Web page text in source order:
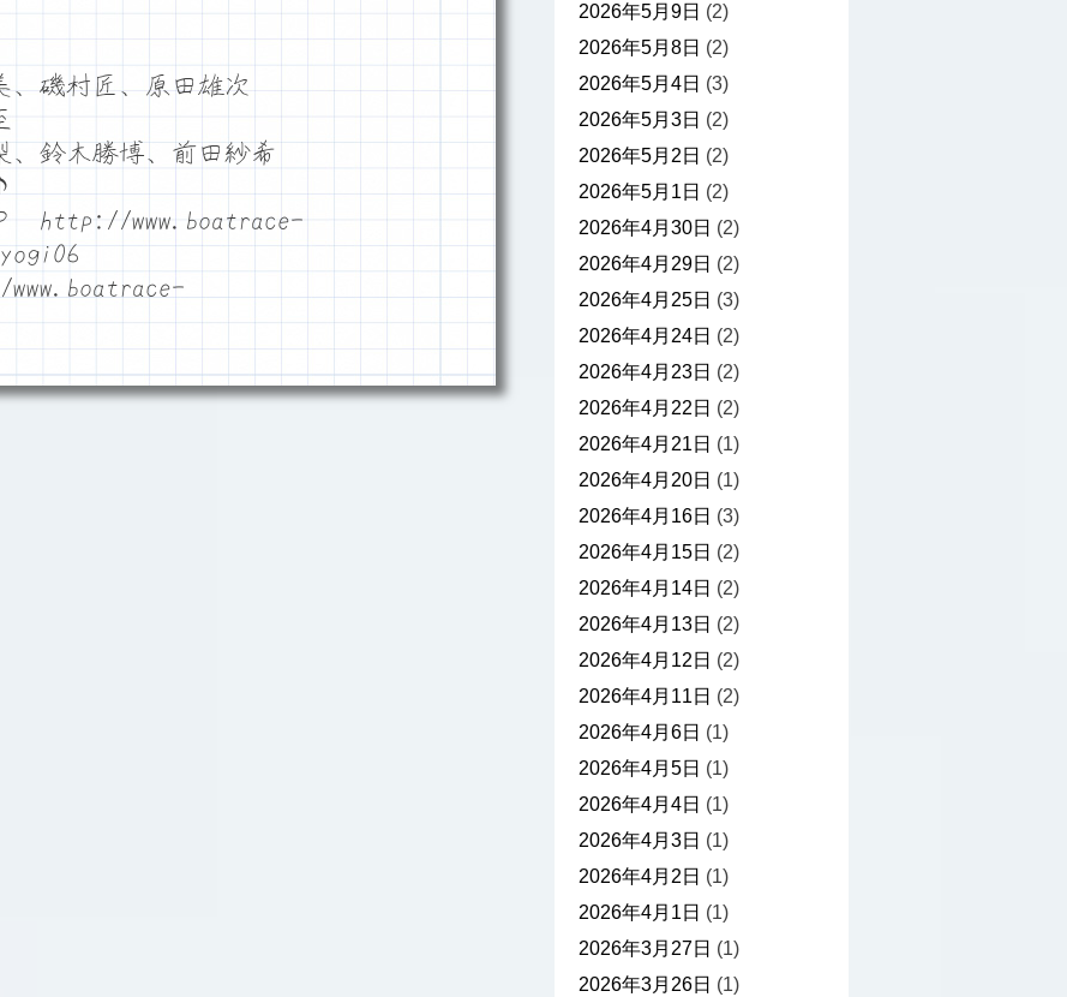
磯村匠、原田雄次
鈴木勝博、前田紗希
http://www.boatrace-
2026年5月9日 (2)
2026年5月8日 (2)
2026年5月4日 (3)
2026年5月3日 (2)
2026年5月2日 (2)
2026年5月1日 (2)
2026年4月30日 (2)
2026年4月29日 (2)
2026年4月25日 (3)
2026年4月24日 (2)
2026年4月23日 (2)
2026年4月22日 (2)
2026年4月21日 (1)
2026年4月20日 (1)
2026年4月16日 (3)
2026年4月15日 (2)
2026年4月14日 (2)
2026年4月13日 (2)
2026年4月12日 (2)
2026年4月11日 (2)
2026年4月6日 (1)
2026年4月5日 (1)
2026年4月4日 (1)
2026年4月3日 (1)
2026年4月2日 (1)
2026年4月1日 (1)
2026年3月27日 (1)
2026年3月26日 (1)